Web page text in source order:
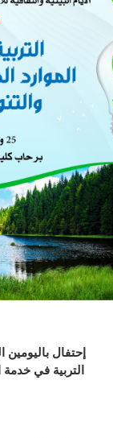
إحتفال باليومين
التربية في خدمة